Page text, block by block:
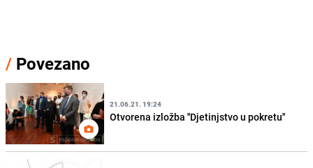
/ Povezano
21.06.21. 19:24
Otvorena izložba ''Djetinjstvo u pokretu''